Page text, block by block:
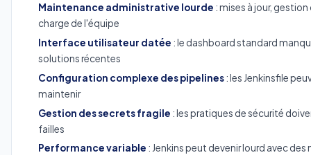
Maintenance administrative lourde : mises à jour,
charge de l'équipe
Interface utilisateur datée : le dashboard standard
solutions récentes
Configuration complexe des pipelines: les Jenkinsfile
maintenir
Gestion des secrets fragile : les pratiques de sécurité
failles
Performance variable : Jenkins peut devenir lourd avec